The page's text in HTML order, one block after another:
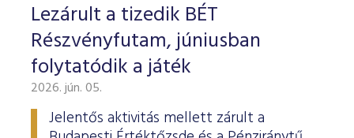
Lezárult a tizedik BÉT
Részvényfutam, júniusban
folytatódik a játék
2026. jún. 05.
Jelentős aktivitás mellett zárult a